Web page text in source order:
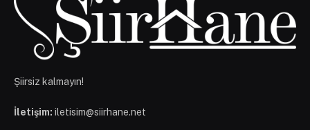
Şiirsiz kalmayın!
İletişim: iletisim@siirhane.net